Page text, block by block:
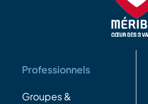
Professionnels
Groupes &